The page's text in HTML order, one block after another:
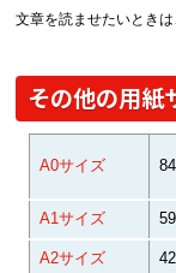
文章を読ませたいとき
その他の用紙
A0サイズ
A1サイズ
A2サイズ